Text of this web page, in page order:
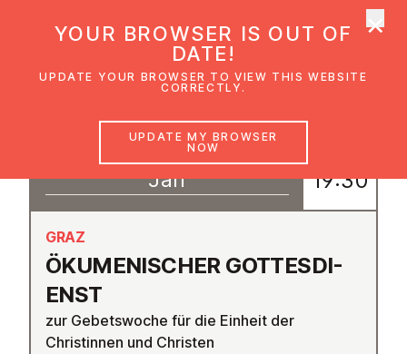
ÖKU­MEN­IS­CHER GOTTES­DI­
ENST
GRAZ
zur Gebetswoche für die Einheit der
Christinnen und Christen
22
Jan 19:30
YOUR BROWSER IS OUT OF
DATE!
UPDATE YOUR BROWSER TO VIEW THIS WEBSITE
CORRECTLY.
UPDATE MY BROWSER
NOW
×